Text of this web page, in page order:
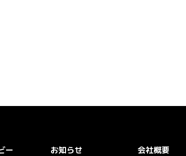
ー お知らせ 会社概要